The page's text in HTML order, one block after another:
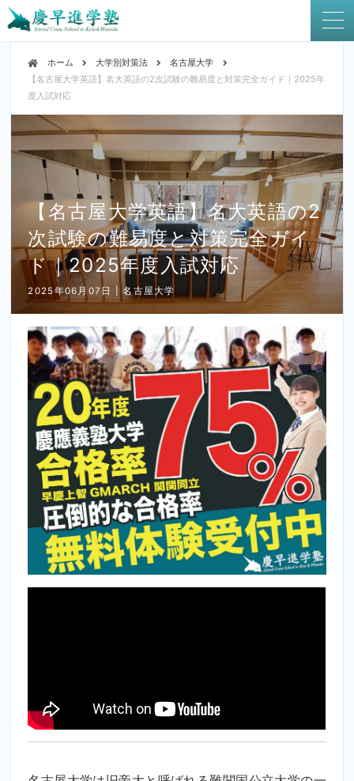
ホーム 大学別対策法
名古屋大学
【名古屋大学英語】名大英語の2次試験の難易度と対策完全ガイド｜2025年
度入試対応
【名古屋大学英語】名大英語の2
次試験の難易度と対策完全ガイ
ド｜2025年度入試対応
2025年06月07日 | 名古屋大学